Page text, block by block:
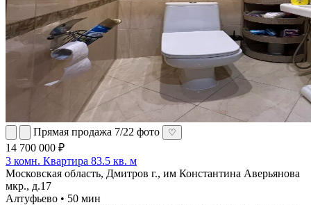
Прямая продажа 7/22 фото ♡
14 700 000 ₽
3 комн. Квартира 83.5 кв. м
Московская область, Дмитров г., им Константина Аверьянова
мкр., д.17
Алтуфьево • 50 мин